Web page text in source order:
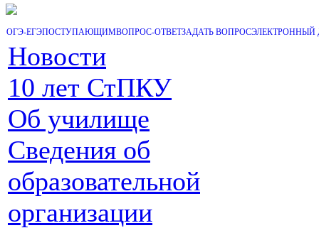
ОГЭ-ЕГЭПОСТУПАЮЩИМВОПРОС-ОТВЕТЗАДАТЬ ВОПРОСЭЛЕКТРОННЫЙ
Новости
10 лет СтПКУ
Об училище
Сведения об
образовательной
организации